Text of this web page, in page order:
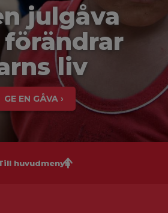
julgåva
liv
GE EN GÅVA ›
huvudmenyn